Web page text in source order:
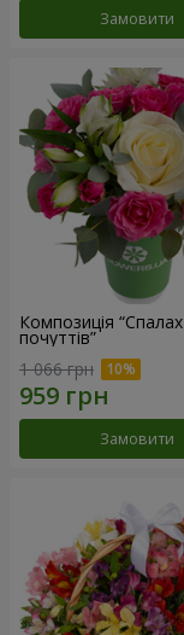
Замовити
Композиція “Спалах
почуттів”
1 066 грн
Замовити